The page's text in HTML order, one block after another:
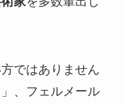
ではありません
」、フェルメール